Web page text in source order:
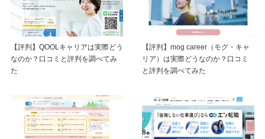
【評判】QOOLキャリアは実際どう
なのか？口コミと評判を調べてみ
た
【評判】mog career（モグ・キャ
リア）は実際どうなのか？口コミ
と評判を調べてみた